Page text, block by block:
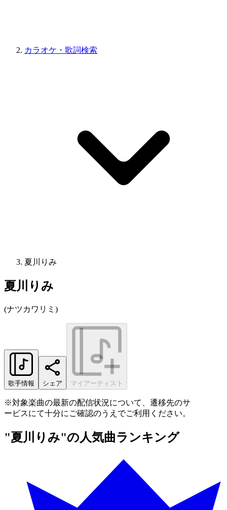
カラオケ・歌詞検索
夏川りみ
夏川りみ
(ナツカワリミ )
歌手情報 シェア マイアーティスト
※対象楽曲の最新の配信状況について、遷移先のサ
ービスにて十分にご確認のうえでご利用ください。
"夏川りみ"の人気曲ランキング